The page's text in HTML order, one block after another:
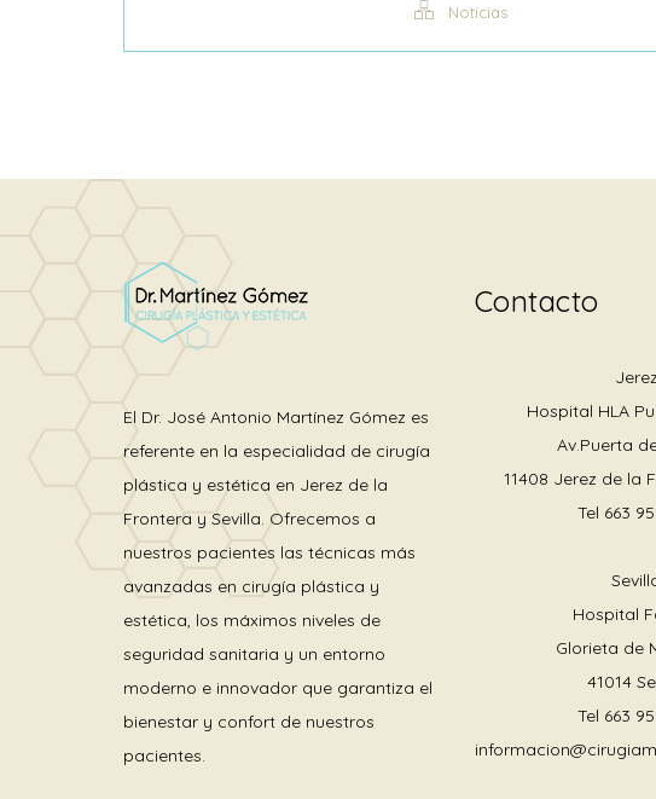
Noticias
El Dr. José Antonio Martínez Gómez es
referente en la especialidad de cirugía
plástica y estética en Jerez de la
Frontera y Sevilla. Ofrecemos a
nuestros pacientes las técnicas más
avanzadas en cirugía plástica y
estética, los máximos niveles de
seguridad sanitaria y un entorno
moderno e innovador que garantiza el
bienestar y confort de nuestros
pacientes.
Contacto
Jerez
Hospital HLA
Av.Puerta
11408 Jerez de la
Tel 663
Hospital
Glorieta de
41014
Tel 663